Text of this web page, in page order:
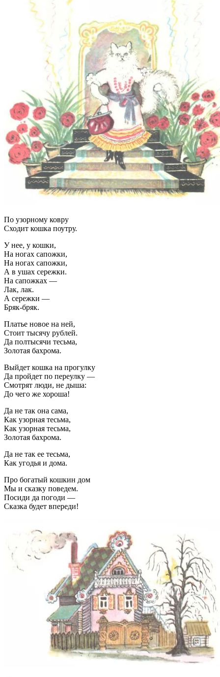
По узорному ковру
Сходит кошка поутру.
У нее, у кошки,
На ногах сапожки,
На ногах сапожки,
А в ушах сережки.
На сапожках —
Лак, лак.
А сережки —
Бряк-бряк.
Платье новое на ней,
Стоит тысячу рублей.
Да полтысячи тесьма,
Золотая бахрома.
Выйдет кошка на прогулку
Да пройдет по переулку —
Смотрят люди, не дыша:
До чего же хороша!
Да не так она сама,
Как узорная тесьма,
Как узорная тесьма,
Золотая бахрома.
Да не так ее тесьма,
Как угодья и дома.
Про богатый кошкин дом
Мы и сказку поведем.
Посиди да погоди —
Сказка будет впереди!